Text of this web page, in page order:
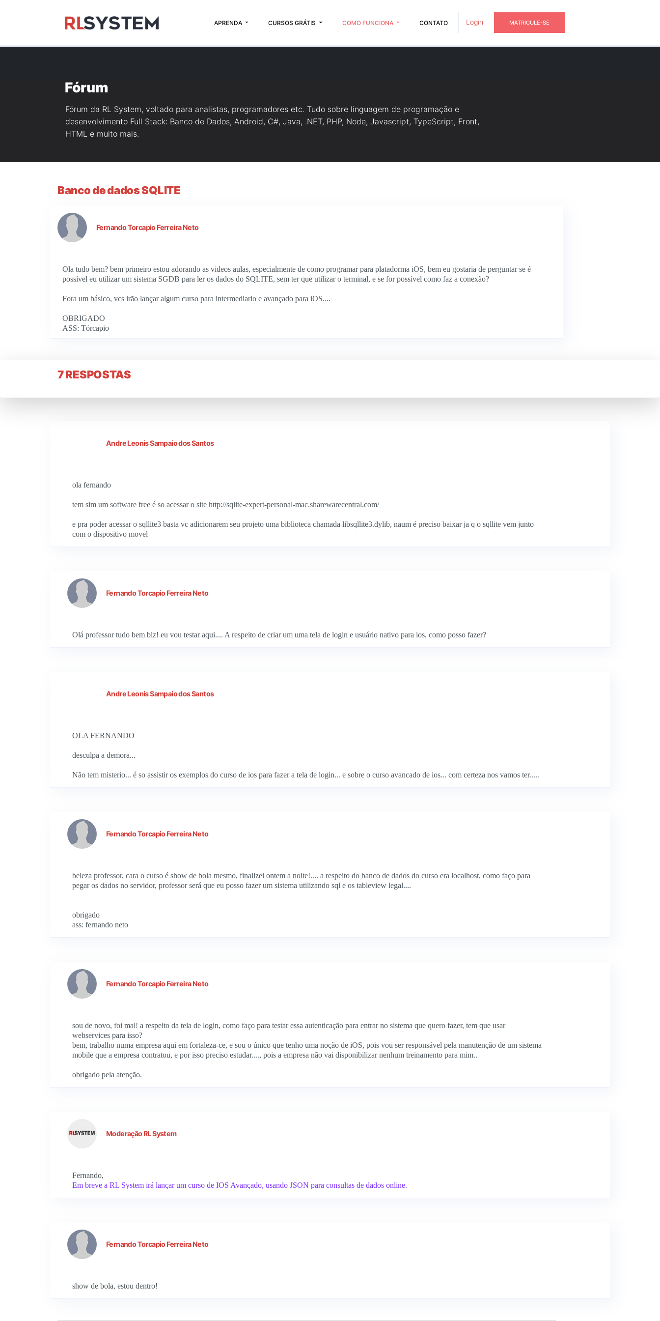
APRENDA CURSOS GRÁTIS COMO FUNCIONA CONTATO Login MATRICULE-SE
Fórum
Fórum da RL System, voltado para analistas, programadores etc. Tudo sobre linguagem de programação e
desenvolvimento Full Stack: Banco de Dados, Android, C#, Java, .NET, PHP, Node, Javascript, TypeScript, Front,
HTML e muito mais.
Banco de dados SQLITE
Fernando Torcapio Ferreira Neto
Ola tudo bem? bem primeiro estou adorando as videos aulas, especialmente de como programar para platadorma iOS, bem eu gostaria de perguntar se é
possível eu utilizar um sistema SGDB para ler os dados do SQLITE, sem ter que utilizar o terminal, e se for possível como faz a conexão?
Fora um básico, vcs irão lançar algum curso para intermediario e avançado para iOS....
OBRIGADO
ASS: Tórcapio
7 RESPOSTAS
Andre Leonis Sampaio dos Santos
ola fernando
tem sim um software free é so acessar o site http://sqlite-expert-personal-mac.sharewarecentral.com/
e pra poder acessar o sqllite3 basta vc adicionarem seu projeto uma biblioteca chamada libsqllite3.dylib, naum é preciso baixar ja q o sqllite vem junto
com o dispositivo movel
Fernando Torcapio Ferreira Neto
Olá professor tudo bem blz! eu vou testar aqui.... A respeito de criar um uma tela de login e usuário nativo para ios, como posso fazer?
Andre Leonis Sampaio dos Santos
OLA FERNANDO
desculpa a demora...
Não tem misterio... é so assistir os exemplos do curso de ios para fazer a tela de login... e sobre o curso avancado de ios... com certeza nos vamos ter.....
Fernando Torcapio Ferreira Neto
beleza professor, cara o curso é show de bola mesmo, finalizei ontem a noite!.... a respeito do banco de dados do curso era localhost, como faço para
pegar os dados no servidor, professor será que eu posso fazer um sistema utilizando sql e os tableview legal....
obrigado
ass: fernando neto
Fernando Torcapio Ferreira Neto
sou de novo, foi mal! a respeito da tela de login, como faço para testar essa autenticação para entrar no sistema que quero fazer, tem que usar
webservices para isso?
bem, trabalho numa empresa aqui em fortaleza-ce, e sou o único que tenho uma noção de iOS, pois vou ser responsável pela manutenção de um sistema
mobile que a empresa contratou, e por isso preciso estudar...., pois a empresa não vai disponibilizar nenhum treinamento para mim..
obrigado pela atenção.
Moderação RL System
Fernando,
Em breve a RL System irá lançar um curso de IOS Avançado, usando JSON para consultas de dados online.
Fernando Torcapio Ferreira Neto
show de bola, estou dentro!